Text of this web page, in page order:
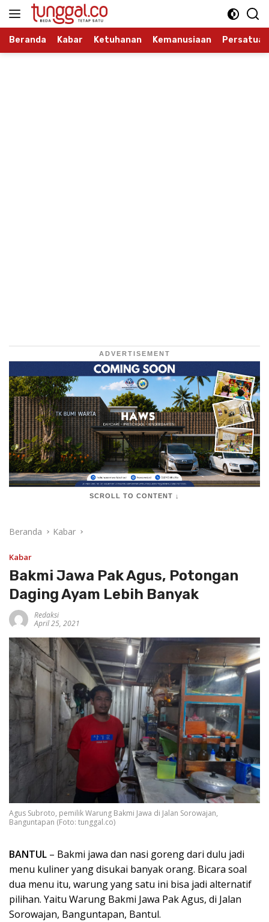
Langsung
Beranda Kabar Ketuhanan Kemanusiaan Persatuan
ADVERTISEMENT
SCROLL TO CONTENT ↓
Beranda Kabar
Kabar
Bakmi Jawa Pak Agus, Potongan
Daging Ayam Lebih Banyak
Redaksi
April 25, 2021
Agus Subroto, pemilik Warung Bakmi Jawa di Jalan Sorowajan,
Banguntapan (Foto: tunggal.co)
BANTUL – Bakmi jawa dan nasi goreng dari dulu jadi
menu kuliner yang disukai banyak orang. Bicara soal
dua menu itu, warung yang satu ini bisa jadi alternatif
pilihan. Yaitu Warung Bakmi Jawa Pak Agus, di Jalan
Sorowajan, Banguntapan, Bantul.